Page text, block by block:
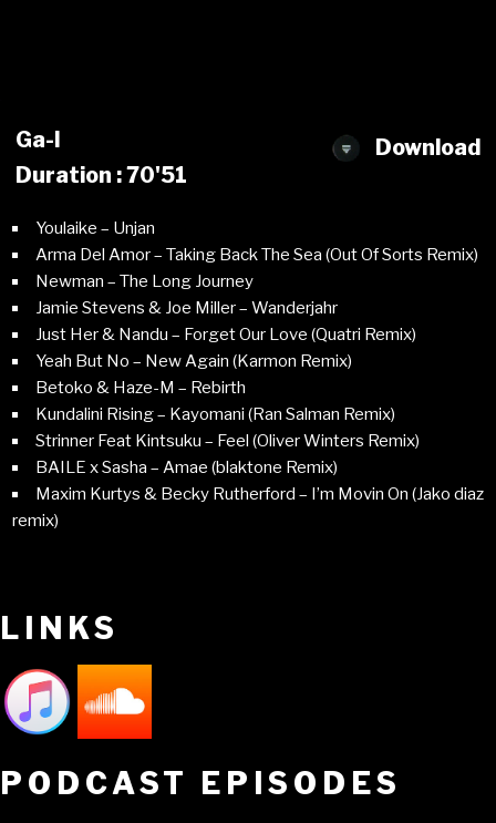
Download
Ga-l
Duration : 70'51
Youlaike – Unjan
Arma Del Amor – Taking Back The Sea (Out Of Sorts Remix)
Newman – The Long Journey
Jamie Stevens & Joe Miller – Wanderjahr
Just Her & Nandu – Forget Our Love (Quatri Remix)
Yeah But No – New Again (Karmon Remix)
Betoko & Haze-M – Rebirth
Kundalini Rising – Kayomani (Ran Salman Remix)
Strinner Feat Kintsuku – Feel (Oliver Winters Remix)
BAILE x Sasha – Amae (blaktone Remix)
Maxim Kurtys & Becky Rutherford – I’m Movin On (Jako diaz
remix)
LINKS
PODCAST EPISODES